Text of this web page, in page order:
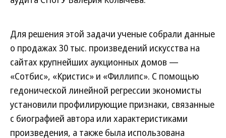
Для решения этой задачи ученые собрали данные
о продажах 30 тыс. произведений искусства на
сайтах крупнейших аукционных домов —
«Сотбис», «Кристис» и «Филлипс». С помощью
гедонической линейной регрессии экономисты
установили профилирующие признаки, связанные
с биографией автора или характеристиками
произведения, а также была использована